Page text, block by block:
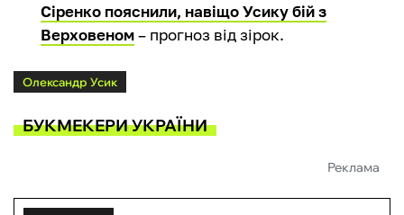
Сіренко пояснили, навіщо Усику бій з
Верховеном– прогноз від зірок.
Олександр Усик
БУКМЕКЕРИ УКРАЇНИ
Реклама